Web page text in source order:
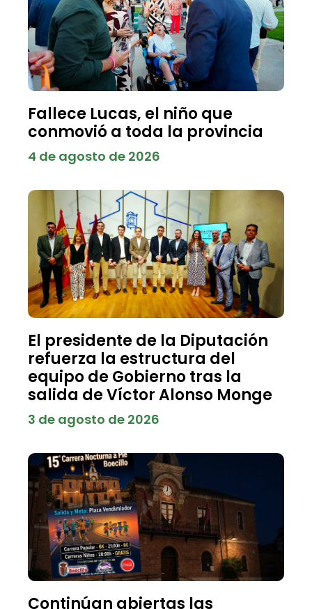
Fallece Lucas, el niño que
conmovió a toda la provincia
4 de agosto de 2026
El presidente de la Diputación
refuerza la estructura del
equipo de Gobierno tras la
salida de Víctor Alonso Monge
3 de agosto de 2026
Continúan abiertas las